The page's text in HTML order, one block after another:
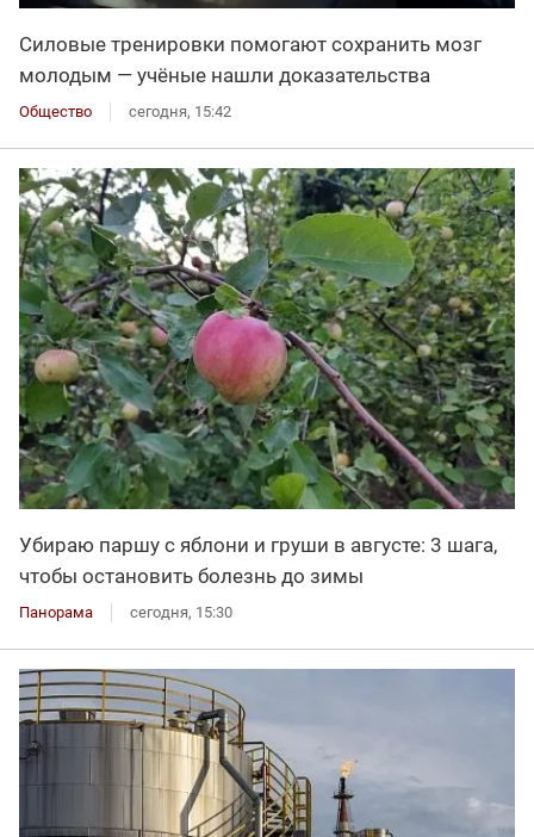
Силовые тренировки помогают сохранить мозг
молодым — учёные нашли доказательства
Общество сегодня, 15:42
Убираю паршу с яблони и груши в августе: 3 шага,
чтобы остановить болезнь до зимы
Панорама сегодня, 15:30